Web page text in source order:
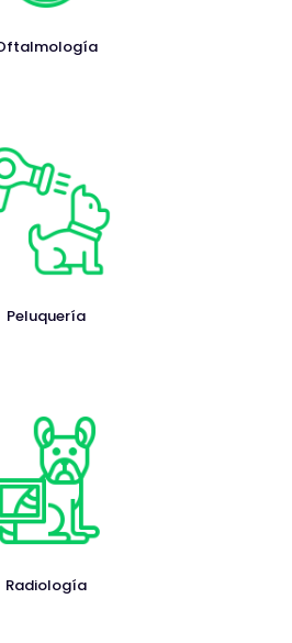
Peluquería
Radiología